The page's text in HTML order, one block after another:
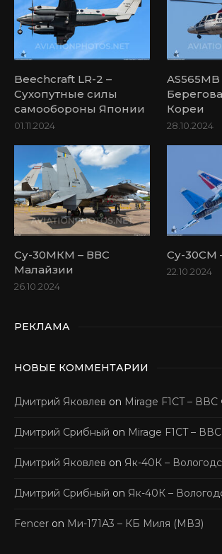
Beechcraft LR-2 –
Сухопутные силы
самообороны Японии
01.11.2024
Кореи
28.10.2024
Су-30МКМ – ВВС
Малайзии
26.10.2024
Су-30СМ
22.10.2024
РЕКЛАМА
НОВЫЕ КОММЕНТАРИИ
Дмитрий Яковлев on Mirage F1CT –
Дмитрий Срибный on Mirage F1CT –
Дмитрий Яковлев on Як-40К –
Дмитрий Срибный on Як-40К –
Fencer on Ми-171А3 – КБ Миля (МВЗ)